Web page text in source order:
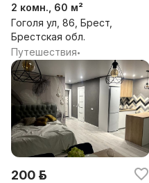
2 комн., 60 м²
Гоголя ул, 86, Брест,
Брестская обл.
Путешествия•
200 р.